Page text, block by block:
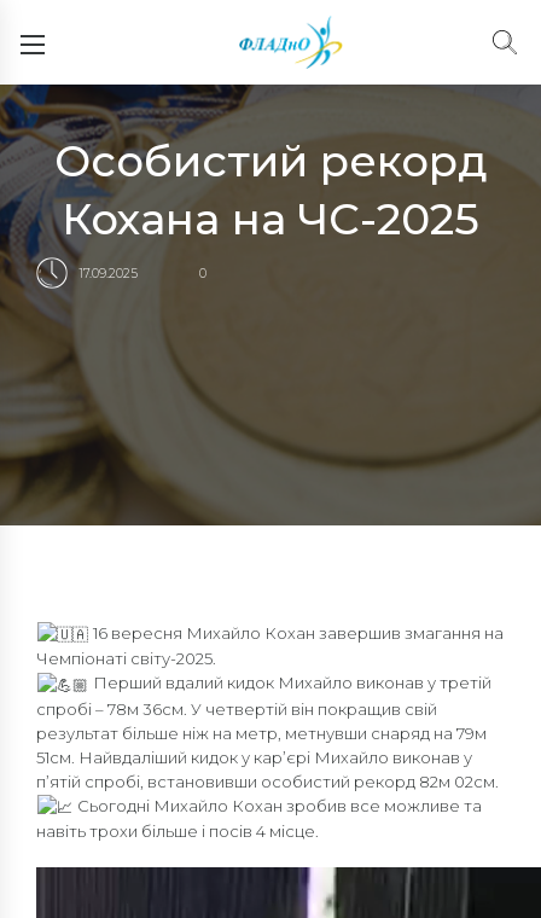
Особистий рекорд
Кохана на ЧС-2025
17.09.2025 0
16 вересня Михайло Кохан завершив змагання на
Чемпіонаті світу-2025.
Перший вдалий кидок Михайло виконав у третій
спробі – 78м 36см. У четвертій він покращив свій
результат більше ніж на метр, метнувши снаряд на 79м
51см. Найвдаліший кидок у кар’єрі Михайло виконав у
п’ятій спробі, встановивши особистий рекорд 82м 02см.
Сьогодні Михайло Кохан зробив все можливе та
навіть трохи більше і посів 4 місце.